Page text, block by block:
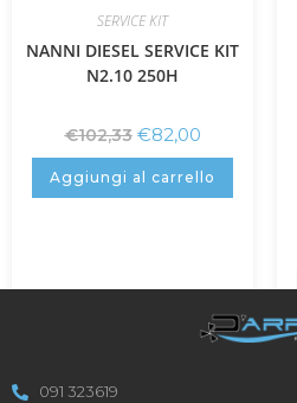
SERVICE KIT
NANNI DIESEL SERVICE KIT
N2.10 250H
€102,33 €82,00
Aggiungi al carrello
091 323619